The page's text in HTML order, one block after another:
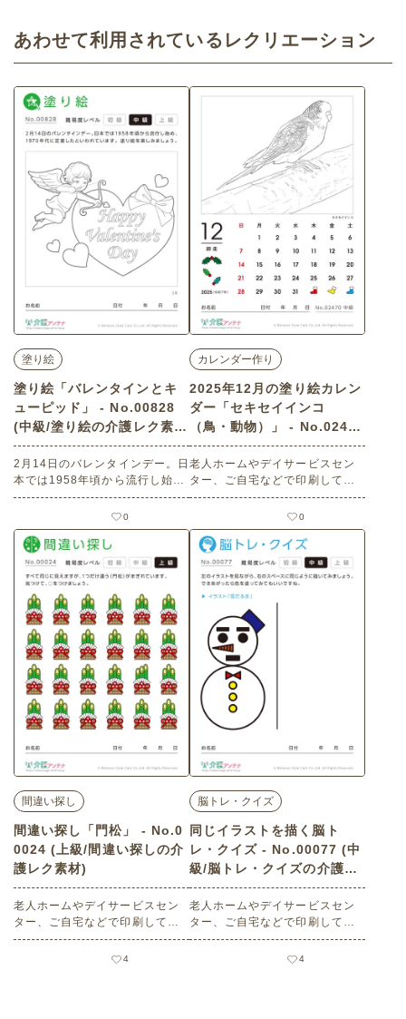
あわせて利用されているレクリエーション
塗り絵
塗り絵「バレンタインとキ
ューピッド」 - No.00828
(中級/塗り絵の介護レク素
材)
2月14日のバレンタインデー。日
本では1958年頃から流行し始
め、1970年代に定着したといわ
れています。塗り絵を楽しみま
しょう。 老人ホームやデイサー
ビスセンター、ご自宅などで印
刷してお使いいただける無料の
高齢者向け介護レク素材 塗り絵
「バレンタインとキューピッ
ド」（塗り絵・中級）です。 関
連キーワード：二月・如月・贈
り物・ハート・リボン・プレゼ
ント・天使
0
カレンダー作り
2025年12月の塗り絵カレン
ダー「セキセイインコ
（鳥・動物）」 - No.02470
(中級/カレンダー作りの介護
レク素材)
老人ホームやデイサービスセン
ター、ご自宅などで印刷してお
使いいただける無料の高齢者向
け介護レク素材 2025年12月の
塗り絵カレンダー「セキセイイ
ンコ（鳥・動物）」（カレンダ
ー作り・中級）です。 関連キー
ワード：十二月・師走・Decem
ber・１２月・いんこ・鸚哥
0
間違い探し
間違い探し「門松」 - No.0
0024 (上級/間違い探しの介
護レク素材)
老人ホームやデイサービスセン
ター、ご自宅などで印刷してお
使いいただける無料の高齢者向
け介護レク素材（間違い探し・
4
脳トレ・クイズ
同じイラストを描く脳ト
レ・クイズ - No.00077 (中
級/脳トレ・クイズの介護レ
ク素材)
老人ホームやデイサービスセン
ター、ご自宅などで印刷してお
使いいただける無料の高齢者向
け介護レク素材（脳トレ・クイ
4